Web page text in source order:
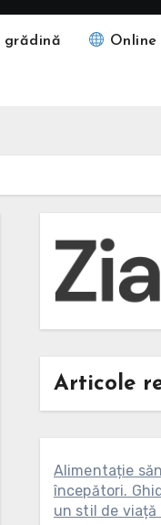
grădină Online
Articole
Alimentație
începători.
un stil de